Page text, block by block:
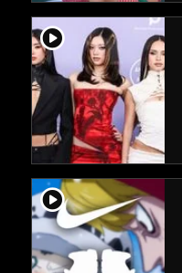
player2
player2